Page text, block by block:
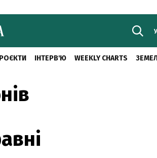
ІНТЕРВ'Ю WEEKLY CHARTS